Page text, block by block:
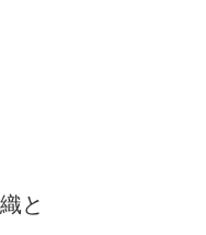
と